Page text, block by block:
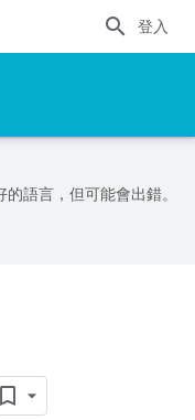
登入
語言，但可能會出錯。